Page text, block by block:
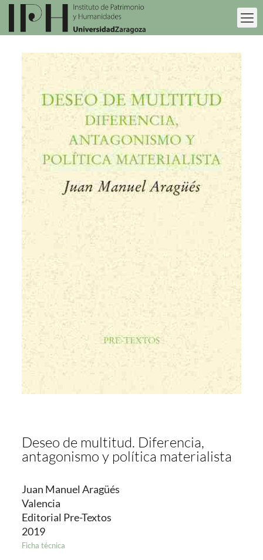
Deseo de multitud. Diferencia,
antagonismo y política materialista
Juan Manuel Aragüés
Valencia
Editorial Pre-Textos
2019
Ficha técnica